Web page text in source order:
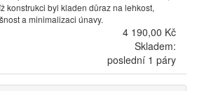
konstrukci byl kladen důraz na lehkost,
a minimalizaci únavy.
4 190,00 Kč
Skladem:
poslední 1 páry